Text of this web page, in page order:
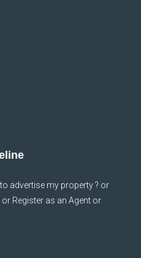
advertise my property ? or
Register as an Agent or